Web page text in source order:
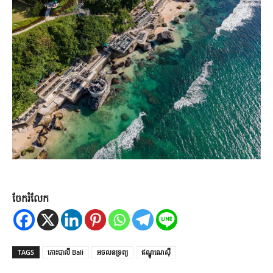
ចែករំលែក
TAGS កោះ​បាលី​ Bali អចលនទ្រព្យ ​ឥណ្ឌូណេសុី​